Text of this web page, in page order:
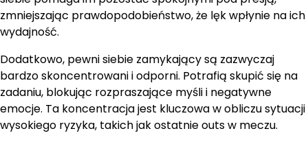
zmniejszając prawdopodobieństwo, że lęk wpłynie na ich
wydajność.
Dodatkowo, pewni siebie zamykający są zazwyczaj
bardzo skoncentrowani i odporni. Potrafią skupić się na
zadaniu, blokując rozpraszające myśli i negatywne
emocje. Ta koncentracja jest kluczowa w obliczu sytuacji
wysokiego ryzyka, takich jak ostatnie outs w meczu.